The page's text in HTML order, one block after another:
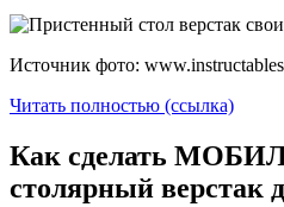
Источник фото:
Читать полностью (ссылка)
Как сделать
столярный верстак